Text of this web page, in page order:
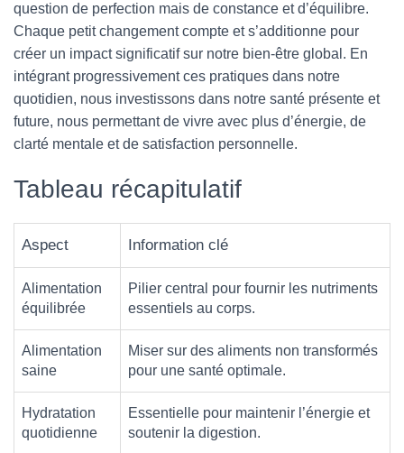
question de perfection mais de constance et d’équilibre.
Chaque petit changement compte et s’additionne pour
créer un impact significatif sur notre bien-être global. En
intégrant progressivement ces pratiques dans notre
quotidien, nous investissons dans notre santé présente et
future, nous permettant de vivre avec plus d’énergie, de
clarté mentale et de satisfaction personnelle.
Tableau récapitulatif
Aspect Information clé
Alimentation
équilibrée
Pilier central pour fournir les nutriments
essentiels au corps.
Alimentation
saine
Miser sur des aliments non transformés
pour une santé optimale.
Hydratation
quotidienne
Essentielle pour maintenir l’énergie et
soutenir la digestion.